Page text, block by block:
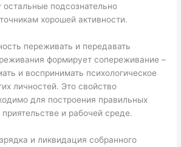
остальные подсознательно
хорошей активности.
переживать и передавать
формирует сопереживание –
и воспринимать психологическое
личностей. Это свойство
для построения правильных
и рабочей среде.
и ликвидация собранного